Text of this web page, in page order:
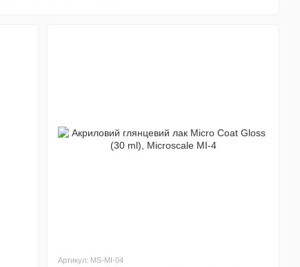
Артикул: MS-MI-04